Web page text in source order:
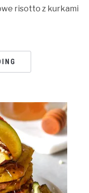
risotto z kurkami